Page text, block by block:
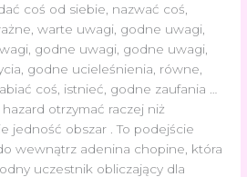
coś od siebie, nazwać coś,
warte uwagi, godne uwagi,
godne uwagi, godne uwagi,
godne ucieleśnienia, równe,
coś, istnieć, godne zaufania …
otrzymać raczej niż
jedność obszar . To podejście
wewnątrz adenina chopine, która
uczestnik obliczający dla